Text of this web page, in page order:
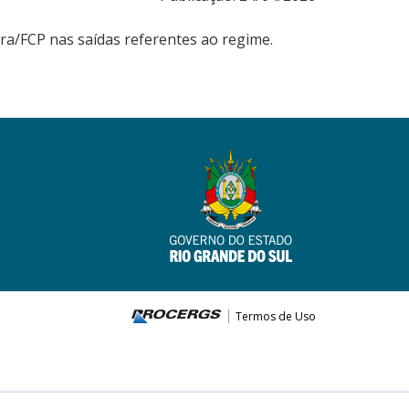
FCP nas saídas referentes ao regime.
Termos de Uso